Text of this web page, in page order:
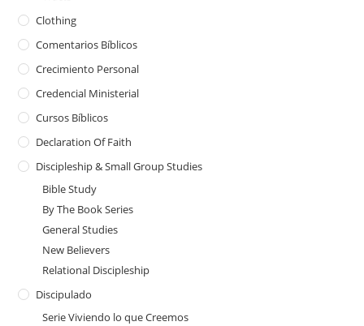
Clothing
Comentarios Bíblicos
Crecimiento Personal
Credencial Ministerial
Cursos Bíblicos
Declaration Of Faith
Discipleship & Small Group Studies
Bible Study
By The Book Series
General Studies
New Believers
Relational Discipleship
Discipulado
Serie Viviendo lo que Creemos